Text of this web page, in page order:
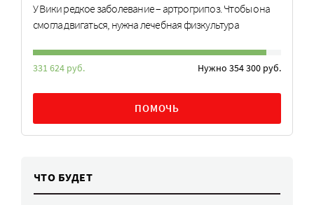
У Вики редкое заболевание – артрогрипоз. Чтобы она
смогла двигаться, нужна лечебная физкультура
331 624 руб. Нужно 354 300 руб.
ПОМОЧЬ
ЧТО БУДЕТ